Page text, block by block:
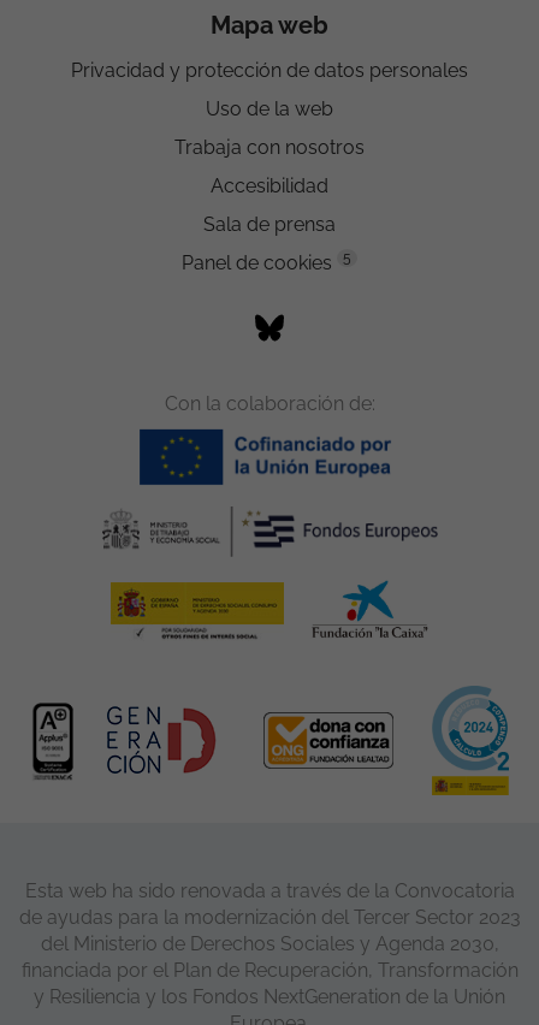
Mapa web
Privacidad y protección de datos personales
Uso de la web
Trabaja con nosotros
Accesibilidad
Sala de prensa
Panel de cookies
5
Con la colaboración de:
Esta web ha sido renovada a través de la Convocatoria
de ayudas para la modernización del Tercer Sector 2023
del Ministerio de Derechos Sociales y Agenda 2030,
financiada por el Plan de Recuperación, Transformación
y Resiliencia y los Fondos NextGeneration de la Unión